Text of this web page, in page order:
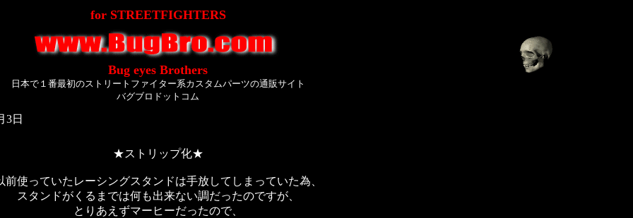
for STREETFIGHTERS
Bug eyes Brothers
日本で１番最初のストリートファイター系カスタムパーツの通販サイト
バグブロドットコム
日
★ストリップ化★
前使っていたレーシングスタンドは手放してしまっていた為、
スタンドがくるまでは何も出来ない調だったのですが、
とりあえずマーヒーだったので、